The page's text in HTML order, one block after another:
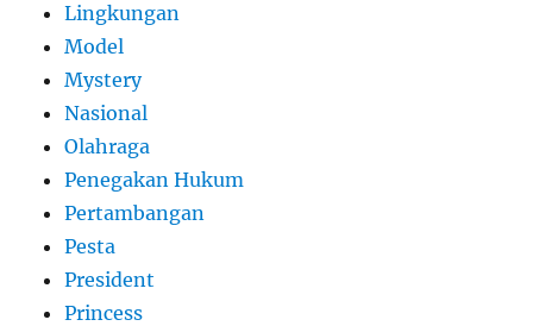
Lingkungan
Model
Mystery
Nasional
Olahraga
Penegakan Hukum
Pertambangan
Pesta
President
Princess